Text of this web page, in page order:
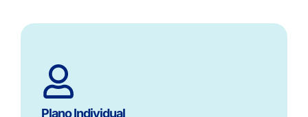
Plano Individual